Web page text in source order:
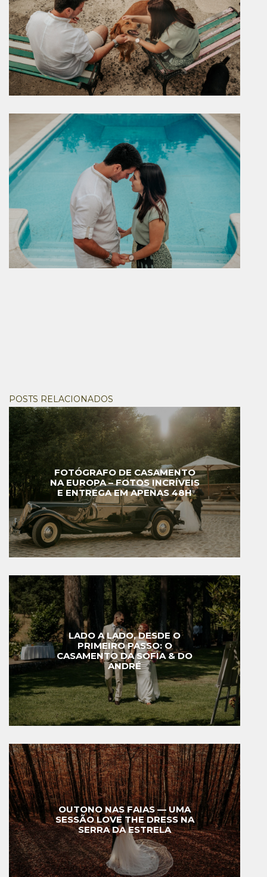
POSTS RELACIONADOS
FOTÓGRAFO DE CASAMENTO
NA EUROPA – FOTOS INCRÍVEIS
E ENTREGA EM APENAS 48H
LADO A LADO, DESDE O
PRIMEIRO PASSO: O
CASAMENTO DA SOFIA & DO
ANDRÉ
OUTONO NAS FAIAS — UMA
SESSÃO LOVE THE DRESS NA
SERRA DA ESTRELA